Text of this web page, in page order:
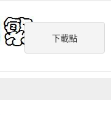
下載點